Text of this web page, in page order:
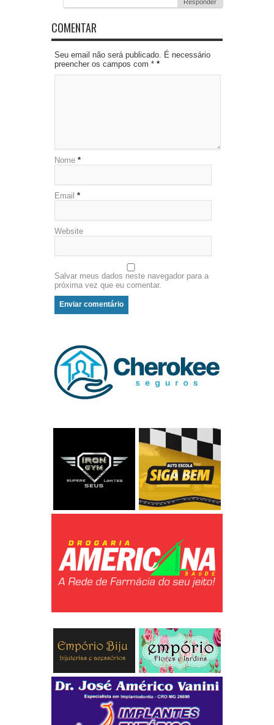
Responder
COMENTAR
Seu email não será publicado. É necessário
preencher os campos com * *
Nome *
Email *
Website
Salvar meus dados neste navegador para a
próxima vez que eu comentar.